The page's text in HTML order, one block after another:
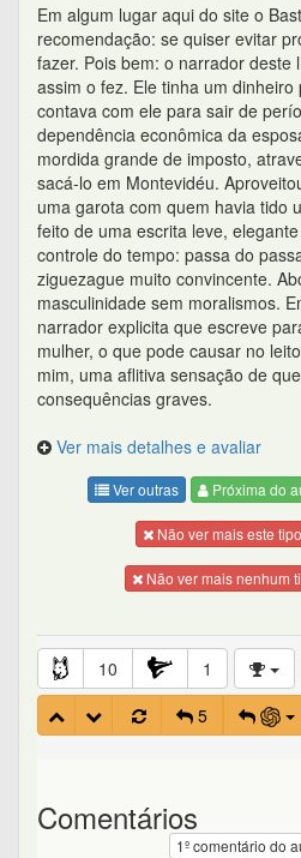
Em algum lugar aqui do site o
recomendação: se quiser evitar
fazer. Pois bem: o narrador deste
assim o fez. Ele tinha um
contava com ele para sair de
dependência econômica da
mordida grande de imposto,
sacá-lo em Montevidéu.
uma garota com quem havia tido
feito de uma escrita leve,
controle do tempo: passa do
ziguezague muito convincente.
masculinidade sem moralismos.
narrador explicita que escreve
mulher, o que pode causar no
mim, uma aflitiva sensação de
consequências graves.
Ver mais detalhes e avaliar
Ver outras Próxima do
Não ver mais este
Não ver mais nenhum
10 1
5
Comentários
1º comentário do